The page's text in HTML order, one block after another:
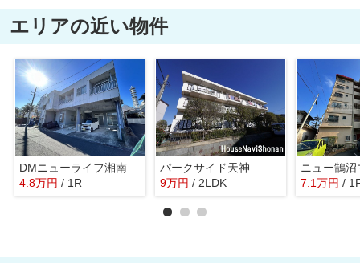
エリアの近い物件
DMニューライフ湘南
4.8万円 / 1R
パークサイド天神
9万円 / 2LDK
ニュー鵠
7.1万円 /